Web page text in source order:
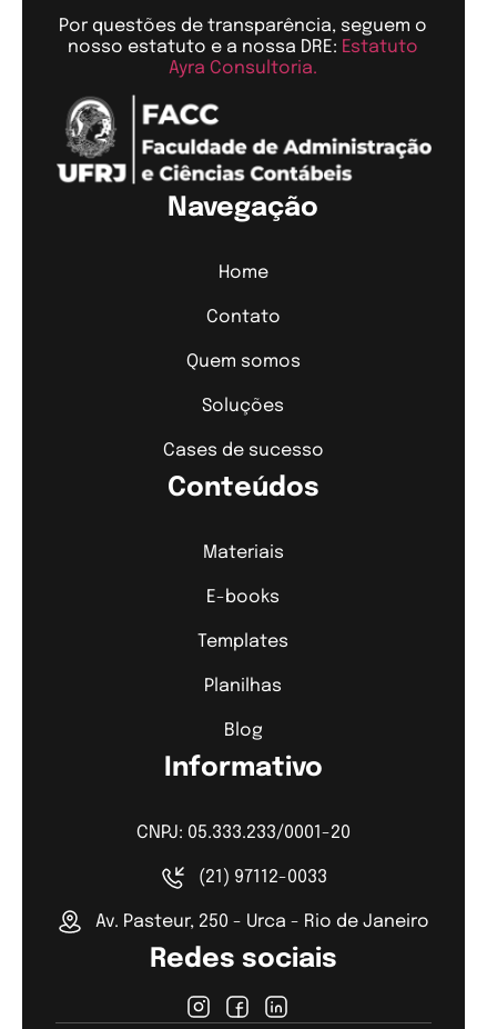
Por questões de transparência, seguem o
nosso estatuto e a nossa DRE: Estatuto
Ayra Consultoria.
Navegação
Home
Contato
Quem somos
Soluções
Cases de sucesso
Conteúdos
Materiais
E-books
Templates
Planilhas
Blog
Informativo
CNPJ: 05.333.233/0001-20
(21) 97112-0033
Av. Pasteur, 250 - Urca - Rio de Janeiro
Redes sociais